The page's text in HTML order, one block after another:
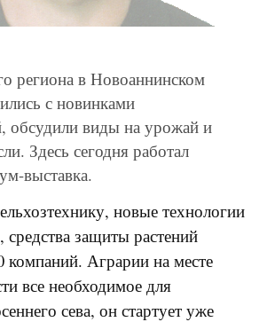
региона в Новоаннинском
с новинками
обсудили виды на урожай и
Здесь сегодня работал
выставка.
новые технологии
средства защиты растений
компаний. Аграрии на месте
все необходимое для
сева, он стартует уже